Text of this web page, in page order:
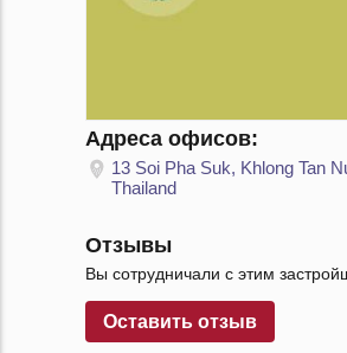
Адреса офисов:
13 Soi Pha Suk, Khlong Tan
Thailand
Отзывы
Вы сотрудничали с этим
Оставить отзыв